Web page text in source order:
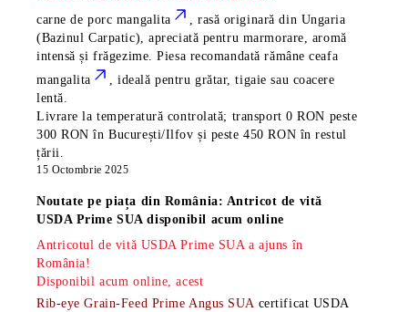
carne de porc mangalita
, rasă originară din Ungaria
(Bazinul Carpatic), apreciată pentru marmorare, aromă
intensă și frăgezime. Piesa recomandată rămâneceafa
mangalita
, ideală pentru grătar, tigaie sau coacere
lentă.
Livrare la temperatură controlată; transport 0 RON peste
300 RON în București/Ilfov și peste 450 RON în restul
țării.
15 Octombrie 2025
Noutate pe piața din România: Antricot de vită
USDA Prime SUA disponibil acum online
Antricotul de vită USDA Prime SUA a ajuns în
România!
Disponibil acum online, acest
Rib-eye Grain-Feed Prime Angus SUA certificat USDA